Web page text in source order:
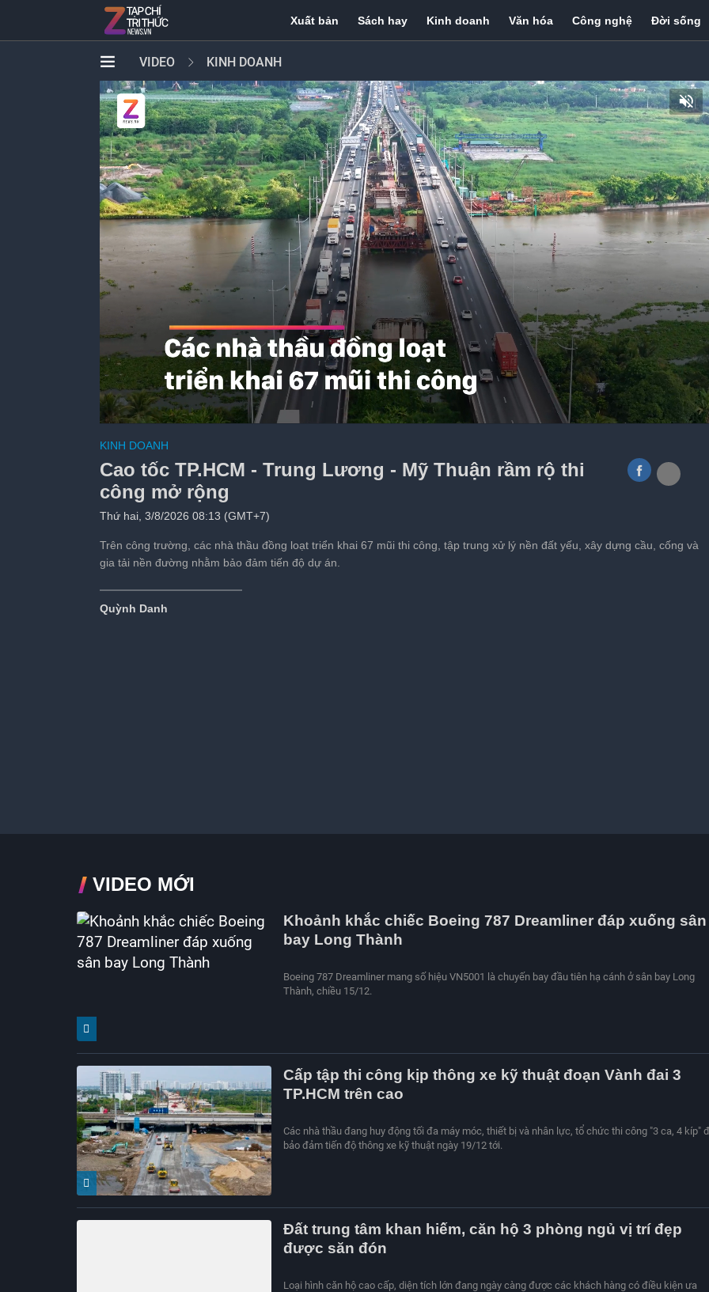
Xuất bản Sách hay Kinh doanh Văn hóa Công nghệ Đời sống
VIDEO KINH DOANH
khởi công
Tiếp theo sau: s
KINH DOANH
Cao tốc TP.HCM - Trung Lương - Mỹ Thuận rầm rộ thi
công mở rộng
Thứ hai, 3/8/2026 08:13 (GMT+7)
Trên công trường, các nhà thầu đồng loạt triển khai 67 mũi thi công, tập trung xử lý nền đất yếu, xây dựng cầu, cống và
gia tải nền đường nhằm bảo đảm tiến độ dự án.
Quỳnh Danh
VIDEO MỚI
Khoảnh khắc chiếc Boeing 787 Dreamliner đáp xuống sân
bay Long Thành
Boeing 787 Dreamliner mang số hiệu VN5001 là chuyến bay đầu tiên hạ cánh ở sân bay Long
Thành, chiều 15/12.
Cấp tập thi công kịp thông xe kỹ thuật đoạn Vành đai 3
TP.HCM trên cao
Các nhà thầu đang huy động tối đa máy móc, thiết bị và nhân lực, tổ chức thi công "3 ca, 4 kíp"
bảo đảm tiến độ thông xe kỹ thuật ngày 19/12 tới.
Đất trung tâm khan hiếm, căn hộ 3 phòng ngủ vị trí đẹp
được săn đón
Loại hình căn hộ cao cấp, diện tích lớn đang ngày càng được các khách hàng có điều kiện ưa